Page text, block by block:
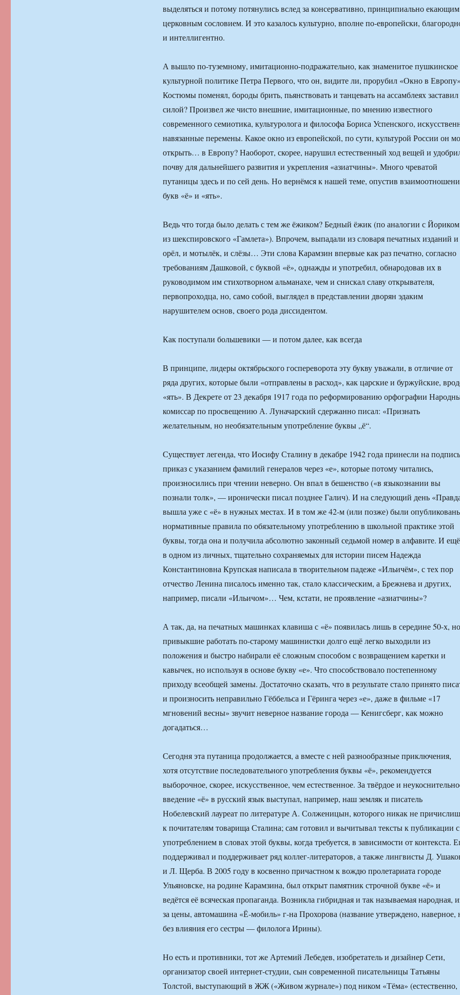
выделяться и потому потянулись вслед за консервативно, принципиально екающим
церковным сословием. И это казалось культурно, вполне по-европейски,
и интеллигентно.
А вышло по-туземному, имитационно-подражательно, как знаменитое пушкинское
культурной политике Петра Первого, что он, видите ли, прорубил «Окно в
Костюмы поменял, бороды брить, пьянствовать и танцевать на ассамблеях заставил
силой? Произвел же чисто внешние, имитационные, по мнению известного
современного семиотика, культуролога и философа Бориса Успенского,
навязанные перемены. Какое окно из европейской, по сути, культурой России он
открыть… в Европу? Наоборот, скорее, нарушил естественный ход вещей и
почву для дальнейшего развития и укрепления «азиатчины». Много чреватой
путаницы здесь и по сей день. Но вернёмся к нашей теме, опустив
букв «ё» и «ять».
Ведь что тогда было делать с тем же ёжиком? Бедный ёжик (по аналогии с Йориком
из шекспировского «Гамлета»). Впрочем, выпадали из словаря печатных изданий и
орёл, и мотылёк, и слёзы… Эти слова Карамзин впервые как раз печатно, согласно
требованиям Дашковой, с буквой «ё», однажды и употребил, обнародовав их в
руководимом им стихотворном альманахе, чем и снискал славу открывателя,
первопроходца, но, само собой, выглядел в представлении дворян эдаким
нарушителем основ, своего рода диссидентом.
Как поступали большевики — и потом далее, как всегда
В принципе, лидеры октябрьского госпереворота эту букву уважали, в отличие от
ряда других, которые были «отправлены в расход», как царские и буржуйские,
«ять». В Декрете от 23 декабря 1917 года по реформированию орфографии
комиссар по просвещению А. Луначарский сдержанно писал: «Признать
желательным, но необязательным употребление буквы „ё“.
Существует легенда, что Иосифу Сталину в декабре 1942 года принесли на подпись
приказ с указанием фамилий генералов через «е», которые потому читались,
произносились при чтении неверно. Он впал в бешенство («в языкознании вы
познали толк», — иронически писал позднее Галич). И на следующий день
вышла уже с «ё» в нужных местах. И в том же 42-м (или позже) были
нормативные правила по обязательному употреблению в школьной практике этой
буквы, тогда она и получила абсолютно законный седьмой номер в алфавите. И
в одном из личных, тщательно сохраняемых для истории писем Надежда
Константиновна Крупская написала в творительном падеже «Ильичём», с тех пор
отчество Ленина писалось именно так, стало классическим, а Брежнева и других,
например, писали «Ильичом»… Чем, кстати, не проявление «азиатчины»?
А так, да, на печатных машинках клавиша с «ё» появилась лишь в середине 50-х, но
привыкшие работать по-старому машинистки долго ещё легко выходили из
положения и быстро набирали её сложным способом с возвращением каретки и
кавычек, но используя в основе букву «е». Что способствовало постепенному
приходу всеобщей замены. Достаточно сказать, что в результате стало принято
и произносить неправильно Гёббельса и Гёринга через «е», даже в фильме «17
мгновений весны» звучит неверное название города — Кенигсберг, как можно
догадаться…
Сегодня эта путаница продолжается, а вместе с ней разнообразные приключения,
хотя отсутствие последовательного употребления буквы «ё», рекомендуется
выборочное, скорее, искусственное, чем естественное. За твёрдое и
введение «ё» в русский язык выступал, например, наш земляк и писатель
Нобелевский лауреат по литературе А. Солженицын, которого никак не
к почитателям товарища Сталина; сам готовил и вычитывал тексты к публикации с
употреблением в словах этой буквы, когда требуется, в зависимости от контекста.
поддерживал и поддерживает ряд коллег-литераторов, а также лингвисты Д.
и Л. Щерба. В 2005 году в косвенно причастном к вождю пролетариата городе
Ульяновске, на родине Карамзина, был открыт памятник строчной букве «ё» и
ведётся её всяческая пропаганда. Возникла гибридная и так называемая народная,
за цены, автомашина «Ё-мобиль» г-на Прохорова (название утверждено, наверное,
без влияния его сестры — филолога Ирины).
Но есть и противники, тот же Артемий Лебедев, изобретатель и дизайнер Сети,
организатор своей интернет-студии, сын современной писательницы Татьяны
Толстой, выступающий в ЖЖ («Живом журнале») под ником «Тёма» (естественно,